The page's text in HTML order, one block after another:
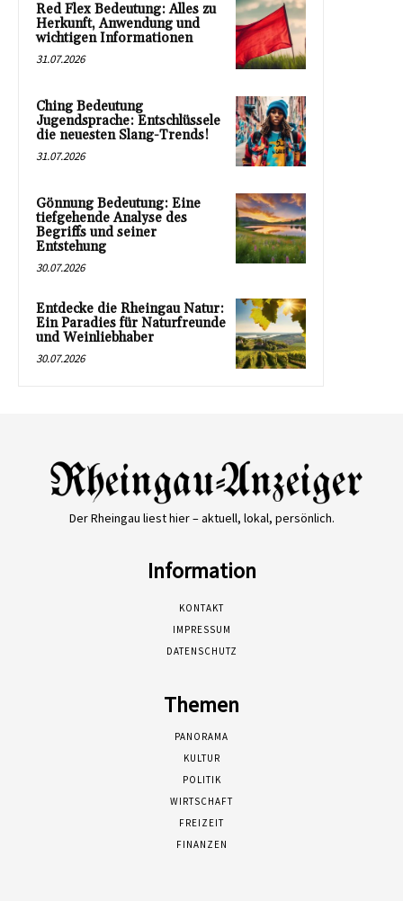
Red Flex Bedeutung: Alles zu
Herkunft, Anwendung und
wichtigen Informationen
31.07.2026
Ching Bedeutung
Jugendsprache: Entschlüssele
die neuesten Slang-Trends!
31.07.2026
Gönnung Bedeutung: Eine
tiefgehende Analyse des
Begriffs und seiner
Entstehung
30.07.2026
Entdecke die Rheingau Natur:
Ein Paradies für Naturfreunde
und Weinliebhaber
30.07.2026
Der Rheingau liest hier – aktuell, lokal, persönlich.
Information
KONTAKT
IMPRESSUM
DATENSCHUTZ
Themen
PANORAMA
KULTUR
POLITIK
WIRTSCHAFT
FREIZEIT
FINANZEN